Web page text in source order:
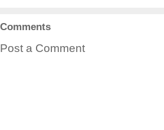
Comments
Post a Comment